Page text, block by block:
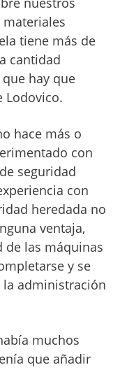
tiene más de
cantidad
hay que
Lodovico.
hace más o
con
seguridad
con
heredada no
ventaja,
de las máquinas
y se
la administración
muchos
que añadir